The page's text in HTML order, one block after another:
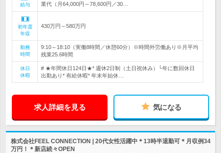
給与
業代（月64,000円～78,600円／30…
初年度
年収
430万円～580万円
勤務
時間
9:10～18:10（実働8時間／休憩60分）※時間外労働あり※月平均
残業25.6時間
休日
休暇
# ★年間休日124日★* 週休2日制（土日祝休み）└年に数回休日
出勤あり* 有給休暇* 年末年始休…
求人詳細を見る 気になる
株式会社FEEL CONNECTION | 20代女性活躍中＊13時半退勤可＊月収例34
万円！＊新店続々OPEN